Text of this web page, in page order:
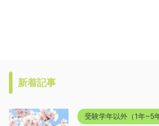
新着記事
受験学年以外（1年~5年